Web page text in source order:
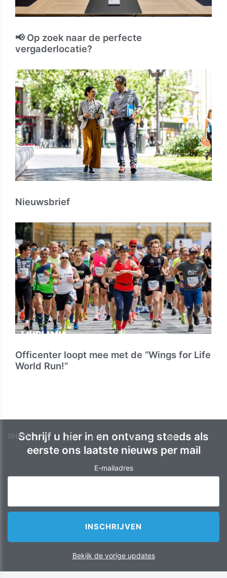
SHARE
📢 Op zoek naar de perfecte
vergaderlocatie?
Nieuwsbrief
Officenter loopt mee met de “Wings for Life
World Run!”
Schrijf u hier in en ontvang steeds als
eerste ons laatste nieuws per mail
E-mailadres
Bekijk de vorige updates